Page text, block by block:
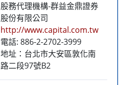
股務代理機構-群益金鼎證券
股份有限公司
http://www.capital.com.tw
電話: 886-2-2702-3999
地址：台北市大安區敦化南
路二段97號B2